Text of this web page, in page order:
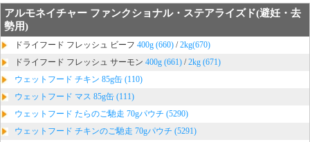
アルモネイチャー ファンクショナル・ステアライズド(避妊・去
勢用)
ドライフード フレッシュ ビーフ 400g (660) /2kg(670)
ドライフード フレッシュ サーモン 400g (661) /2kg (671)
ウェットフード チキン 85g缶 (110)
ウェットフード マス 85g缶 (111)
ウェットフード たらのご馳走 70gパウチ (5290)
ウェットフード チキンのご馳走 70gパウチ (5291)